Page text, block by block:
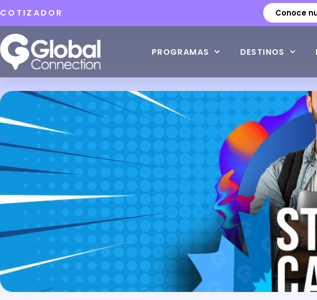
COTIZADOR Conoce
PROGRAMAS DESTINOS